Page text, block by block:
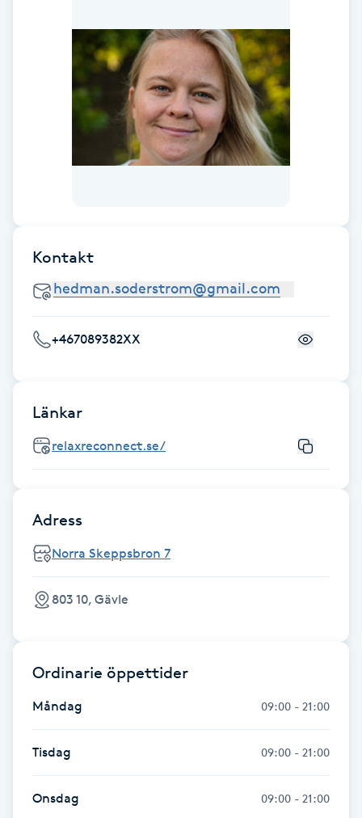
Fransförlängning Megavolym
Fransförlängning Volym
Fransk manikyr
Fransrengöring
Frekvensterapi
Friskvård
Friskvårdsmassage
Frisör
Funktionsanalys
Gel naglar
Kontakt
+467089382XX
Länkar
relaxreconnect.se/
Adress
Norra Skeppsbron 7
803 10, Gävle
Ordinarie öppettider
Måndag 09:00 - 21:00
Tisdag 09:00 - 21:00
Onsdag 09:00 - 21:00